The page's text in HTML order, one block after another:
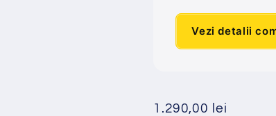
Vezi detalii
Preț
1.290,00 lei